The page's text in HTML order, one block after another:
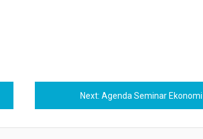
Next: Agenda Seminar Ekonomi